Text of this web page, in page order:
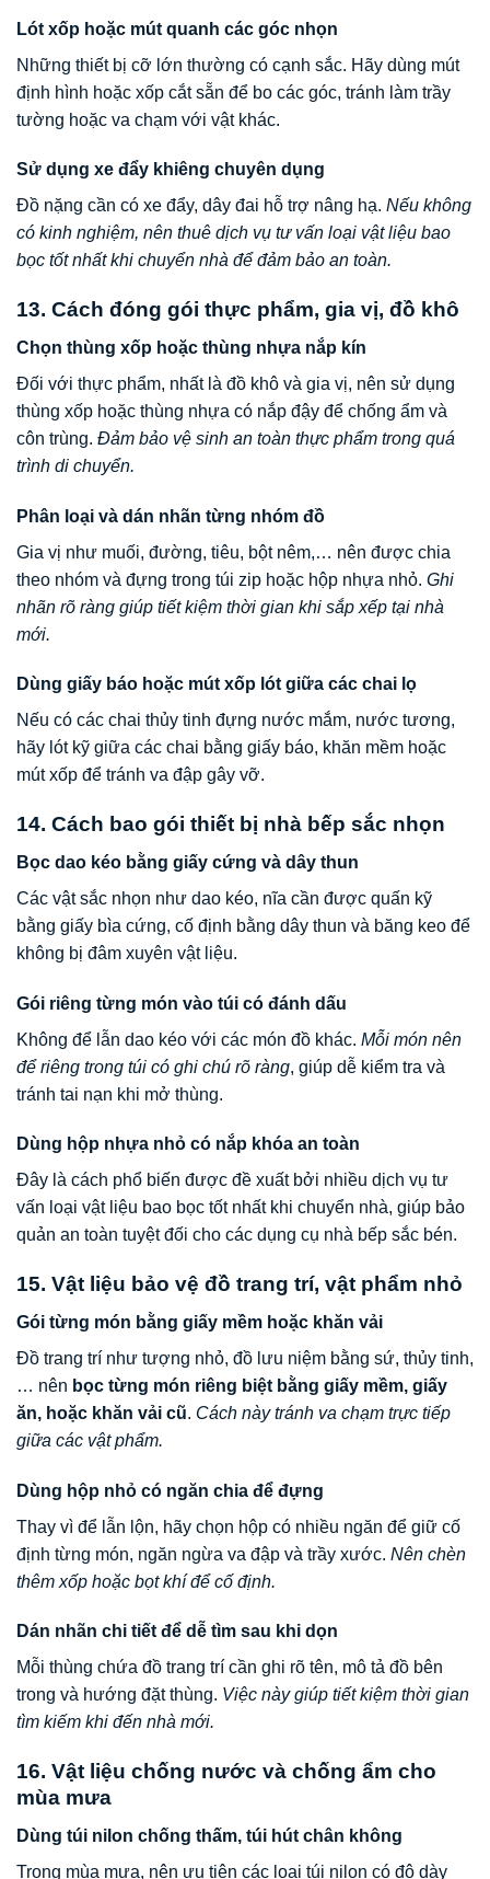
Lót xốp hoặc mút quanh các góc nhọn
Những thiết bị cỡ lớn thường có cạnh sắc. Hãy dùng mút
định hình hoặc xốp cắt sẵn để bo các góc, tránh làm trầy
tường hoặc va chạm với vật khác.
Sử dụng xe đẩy khiêng chuyên dụng
Đồ nặng cần có xe đẩy, dây đai hỗ trợ nâng hạ. Nếu không
có kinh nghiệm, nên thuê dịch vụ tư vấn loại vật liệu bao
bọc tốt nhất khi chuyển nhà để đảm bảo an toàn.
13. Cách đóng gói thực phẩm, gia vị, đồ khô
Chọn thùng xốp hoặc thùng nhựa nắp kín
Đối với thực phẩm, nhất là đồ khô và gia vị, nên sử dụng
thùng xốp hoặc thùng nhựa có nắp đậy để chống ẩm và
côn trùng. Đảm bảo vệ sinh an toàn thực phẩm trong quá
trình di chuyển.
Phân loại và dán nhãn từng nhóm đồ
Gia vị như muối, đường, tiêu, bột nêm,… nên được chia
theo nhóm và đựng trong túi zip hoặc hộp nhựa nhỏ. Ghi
nhãn rõ ràng giúp tiết kiệm thời gian khi sắp xếp tại nhà
mới.
Dùng giấy báo hoặc mút xốp lót giữa các chai lọ
Nếu có các chai thủy tinh đựng nước mắm, nước tương,
hãy lót kỹ giữa các chai bằng giấy báo, khăn mềm hoặc
mút xốp để tránh va đập gây vỡ.
14. Cách bao gói thiết bị nhà bếp sắc nhọn
Bọc dao kéo bằng giấy cứng và dây thun
Các vật sắc nhọn như dao kéo, nĩa cần được quấn kỹ
bằng giấy bìa cứng, cố định bằng dây thun và băng keo để
không bị đâm xuyên vật liệu.
Gói riêng từng món vào túi có đánh dấu
Không để lẫn dao kéo với các món đồ khác. Mỗi món nên
để riêng trong túi có ghi chú rõ ràng, giúp dễ kiểm tra và
tránh tai nạn khi mở thùng.
Dùng hộp nhựa nhỏ có nắp khóa an toàn
Đây là cách phổ biến được đề xuất bởi nhiều dịch vụ tư
vấn loại vật liệu bao bọc tốt nhất khi chuyển nhà, giúp bảo
quản an toàn tuyệt đối cho các dụng cụ nhà bếp sắc bén.
15. Vật liệu bảo vệ đồ trang trí, vật phẩm nhỏ
Gói từng món bằng giấy mềm hoặc khăn vải
Đồ trang trí như tượng nhỏ, đồ lưu niệm bằng sứ, thủy tinh,
… nên bọc từng món riêng biệt bằng giấy mềm, giấy
ăn, hoặc khăn vải cũ. Cách này tránh va chạm trực tiếp
giữa các vật phẩm.
Dùng hộp nhỏ có ngăn chia để đựng
Thay vì để lẫn lộn, hãy chọn hộp có nhiều ngăn để giữ cố
định từng món, ngăn ngừa va đập và trầy xước. Nên chèn
thêm xốp hoặc bọt khí để cố định.
Dán nhãn chi tiết để dễ tìm sau khi dọn
Mỗi thùng chứa đồ trang trí cần ghi rõ tên, mô tả đồ bên
trong và hướng đặt thùng. Việc này giúp tiết kiệm thời gian
tìm kiếm khi đến nhà mới.
16. Vật liệu chống nước và chống ẩm cho
mùa mưa
Dùng túi nilon chống thấm, túi hút chân không
Trong mùa mưa, nên ưu tiên các loại túi nilon có độ dày